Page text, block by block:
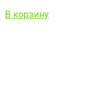
В корзину